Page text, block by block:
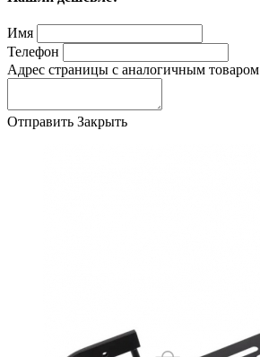
Имя
Телефон
Адрес страницы с аналогичным товаром
Отправить Закрыть